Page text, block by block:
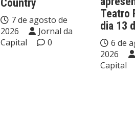
Country
7 de agosto de
2026
Jornal da
Capital
0
Teatro
dia 13
6 de
2026
Capital